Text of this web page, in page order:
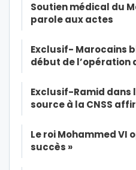
Soutien médical du
parole aux actes
Exclusif- Marocains
début de l’opération
Exclusif-Ramid dans
source à la CNSS
Le roi Mohammed VI
succès »